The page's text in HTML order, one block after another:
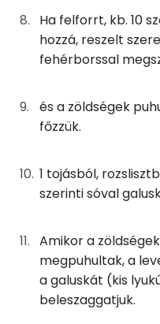
A
11grozsliszt
0gsó
2g víz
Összesen
Fehérje
Összesen
Összesen
Telített zsírsav
Egyszeresen
Többszörösen
Koleszterin
Ha felforrt, kb. 10
hozzá, reszelt
fehérborssal
és a zöldségek
főzzük.
1 tojásból,
szerinti sóval
Amikor a
megpuhultak, a
a galuskát (kis
beleszaggatjuk.